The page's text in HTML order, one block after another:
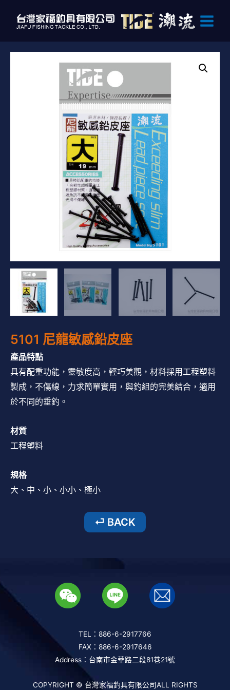
5101 尼龍敏感鉛皮座
產品特點
具有配重功能，靈敏度高，輕巧美觀，材料採用工程塑料
製成，不傷線，力求簡單實用，與釣組的完美結合，適用
於不同的垂釣。
材質
工程塑料
規格
大、中、小、小小、極小
TEL：886-6-2917766
FAX：886-6-2917646
Address：台南市金華路二段81巷21號
COPYRIGHT © 台灣家福釣具有限公司ALL RIGHTS